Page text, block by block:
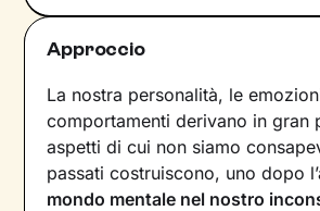
Approccio
La nostra personalità, le
comportamenti derivano in gran
aspetti di cui non siamo
passati costruiscono, uno dopo
mondo mentale nel nostro